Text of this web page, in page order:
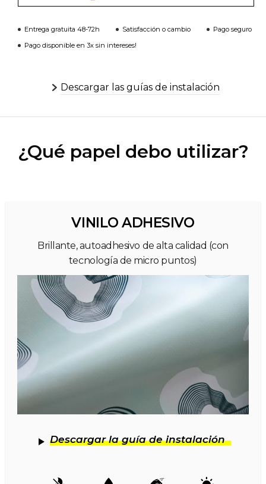
Entrega gratuita 48-72h Satisfacción o cambio
Pago seguro
Pago disponible en 3x sin intereses!
Descargar las guías de instalación
¿Qué papel debo utilizar?
VINILO ADHESIVO
Brillante, autoadhesivo de alta calidad (con
tecnología de micro puntos)
Descargar la guía de instalación